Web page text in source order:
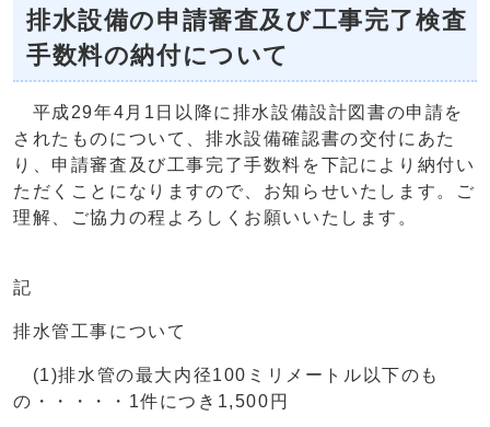
排水設備の申請審査及び工事完了検査
手数料の納付について
平成29年4月1日以降に排水設備設計図書の申請を
されたものについて、排水設備確認書の交付にあた
り、申請審査及び工事完了手数料を下記により納付い
ただくことになりますので、お知らせいたします。ご
理解、ご協力の程よろしくお願いいたします。
記
排水管工事について
(1)排水管の最大内径100ミリメートル以下のも
の・・・・・1件につき1,500円